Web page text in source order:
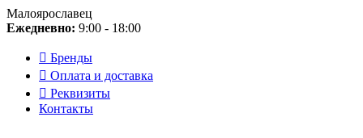
Малоярославец
Ежедневно: 9:00 - 18:00
Бренды
Оплата и доставка
Реквизиты
Контакты